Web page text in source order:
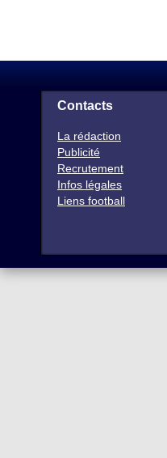
Contacts
La rédaction
Publicité
Recrutement
Infos légales
Liens football